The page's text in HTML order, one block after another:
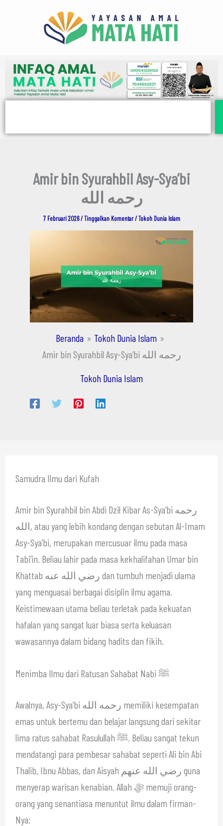
Amir bin Syurahbil Asy-Sya’bi
رحمه الله
7 Februari 2026/Tinggalkan Komentar /Tokoh Dunia Islam
Beranda
Tokoh Dunia Islam
Amir bin Syurahbil Asy-Sya’bi رحمه الله
Tokoh Dunia Islam
Samudra Ilmu dari Kufah
Amir bin Syurahbil bin Abdi Dzil Kibar As-Sya’bi رحمه
الله, atau yang lebih kondang dengan sebutan Al-Imam
Asy-Sya’bi, merupakan mercusuar ilmu pada masa
Tabi’in. Beliau lahir pada masa kekhalifahan Umar bin
Khattab رضي الله عنه dan tumbuh menjadi ulama
yang menguasai berbagai disiplin ilmu agama.
Keistimewaan utama beliau terletak pada kekuatan
hafalan yang sangat luar biasa serta keluasan
wawasannya dalam bidang hadits dan fikih.
Menimba Ilmu dari Ratusan Sahabat Nabi ﷺ
Awalnya, Asy-Sya’bi رحمه الله memiliki kesempatan
emas untuk bertemu dan belajar langsung dari sekitar
lima ratus sahabat Rasulullah ﷺ. Beliau sangat tekun
mendatangi para pembesar sahabat seperti Ali bin Abi
Thalib, Ibnu Abbas, dan Aisyah رضي الله عنهم guna
menyerap warisan kenabian. Allah ﷻ memuji orang-
orang yang senantiasa menuntut ilmu dalam firman-
Nya: